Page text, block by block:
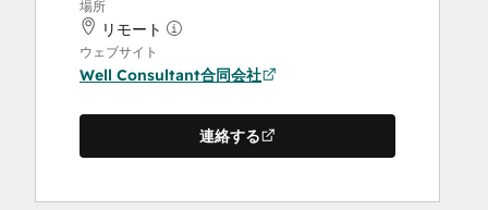
場所
リモート
ウェブサイト
Well Consultant合同会社
連絡する